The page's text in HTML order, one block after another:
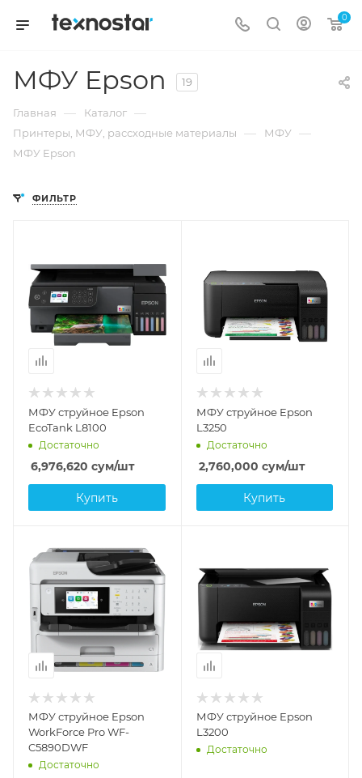
0
МФУ Epson 19
Главная — Каталог —
Принтеры, МФУ, рассходные материалы — МФУ —
МФУ Epson
ФИЛЬТР
МФУ струйное Epson
EcoTank L8100
Достаточно
6,976,620 сум/шт
Купить
МФУ струйное Epson
L3250
Достаточно
2,760,000 сум/шт
Купить
МФУ струйное Epson
WorkForce Pro WF-
C5890DWF
Достаточно
МФУ струйное Epson
L3200
Достаточно